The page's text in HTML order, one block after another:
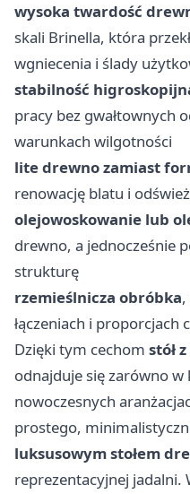
wysoka twardość
skali Brinella, która
wgniecenia i ślady
stabilność
pracy bez gwałtownych
warunkach wilgotności
lite drewno zamiast
renowację blatu i
olejowoskowanie lub
drewno, a jednocześnie
strukturę
rzemieślnicza obróbka
łączeniach i proporcjach
Dzięki tym cechom stół
odnajduje się zarówno
nowoczesnych
prostego,
luksusowym stołem
reprezentacyjnej jadalni.